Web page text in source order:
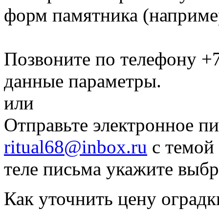
форм памятника
Позвоните по телефону
данные параметры.
или
Отправьте электронное
ritual68@inbox.ru с
теле письма укажите
Как уточнить цену